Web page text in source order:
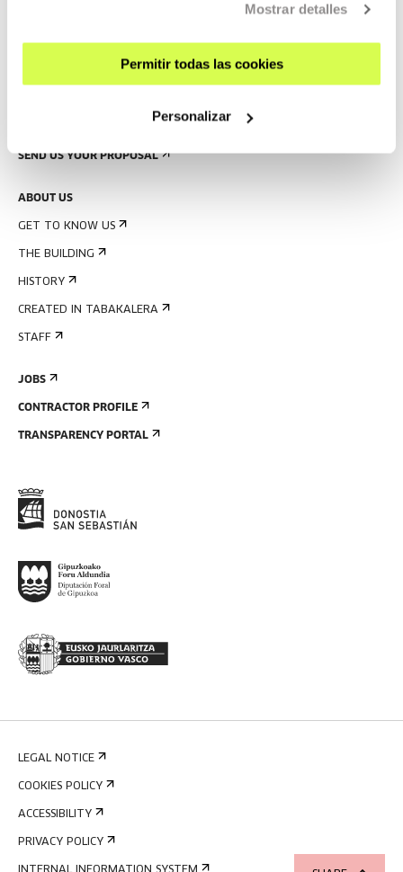
Mostrar detalles
Permitir todas las cookies
Personalizar
SEND US YOUR PROPOSAL
ABOUT US
GET TO KNOW US
THE BUILDING
HISTORY
CREATED IN TABAKALERA
STAFF
JOBS
CONTRACTOR PROFILE
TRANSPARENCY PORTAL
LEGAL NOTICE
COOKIES POLICY
ACCESSIBILITY
PRIVACY POLICY